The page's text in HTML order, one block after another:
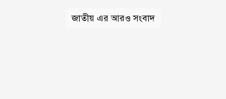
জাতীয় এর আরও সংবাদ